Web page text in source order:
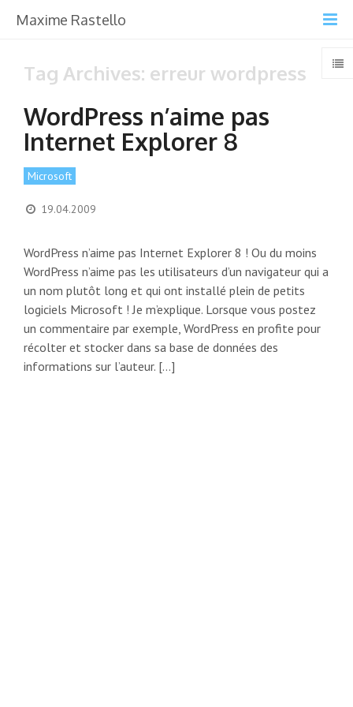
Maxime Rastello
Tag Archives: erreur wordpress
WordPress n’aime pas
Internet Explorer 8
Microsoft
19.04.2009
WordPress n’aime pas Internet Explorer 8 ! Ou du moins
WordPress n’aime pas les utilisateurs d’un navigateur qui a
un nom plutôt long et qui ont installé plein de petits
logiciels Microsoft ! Je m’explique. Lorsque vous postez
un commentaire par exemple, WordPress en profite pour
récolter et stocker dans sa base de données des
informations sur l’auteur. […]